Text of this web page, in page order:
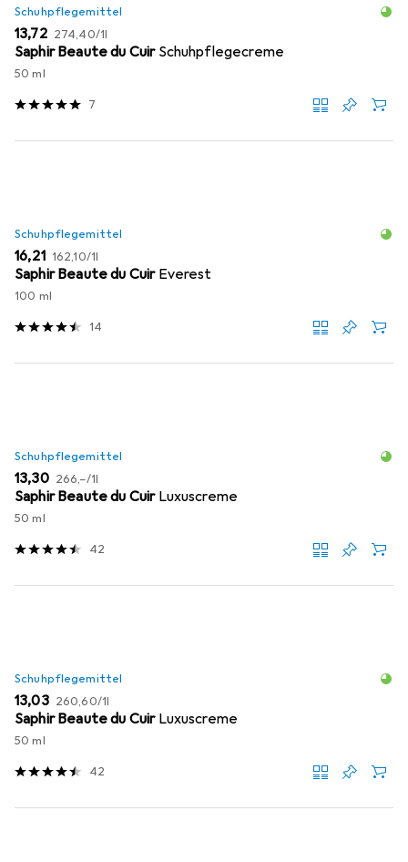
Schuhpflegemittel
EUR
13,72 EUR
274,40/1l
Saphir Beaute du Cuir Schuhpflegecreme
50 ml
7
Schuhpflegemittel
EUR
16,21 EUR
162,10/1l
Saphir Beaute du Cuir Everest
100 ml
14
Schuhpflegemittel
EUR
13,30 EUR
266,–/1l
Saphir Beaute du Cuir Luxuscreme
50 ml
42
Schuhpflegemittel
EUR
13,03 EUR
260,60/1l
Saphir Beaute du Cuir Luxuscreme
50 ml
42